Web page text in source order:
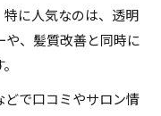
に人気なのは、透明
や、髪質改善と同時に
どで口コミやサロン情